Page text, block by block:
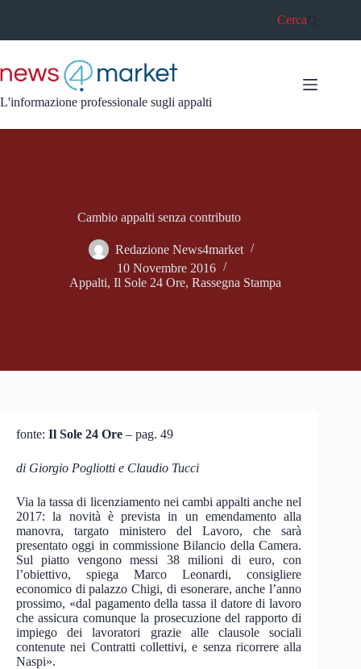
Cerca
L'informazione professionale sugli appalti
Cambio appalti senza contributo
Redazione News4market
10 Novembre 2016
Appalti, Il Sole 24 Ore, Rassegna Stampa
fonte: Il Sole 24 Ore – pag. 49
di Giorgio Pogliotti e Claudio Tucci
Via la tassa di licenziamento nei cambi appalti anche nel
2017: la novità è prevista in un emendamento alla
manovra, targato ministero del Lavoro, che sarà
presentato oggi in commissione Bilancio della Camera.
Sul piatto vengono messi 38 milioni di euro, con
l’obiettivo, spiega Marco Leonardi, consigliere
economico di palazzo Chigi, di esonerare, anche l’anno
prossimo, «dal pagamento della tassa il datore di lavoro
che assicura comunque la prosecuzione del rapporto di
impiego dei lavoratori grazie alle clausole sociali
contenute nei Contratti collettivi, e senza ricorrere alla
Naspi».